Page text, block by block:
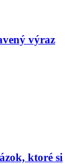
výraz
ktoré si